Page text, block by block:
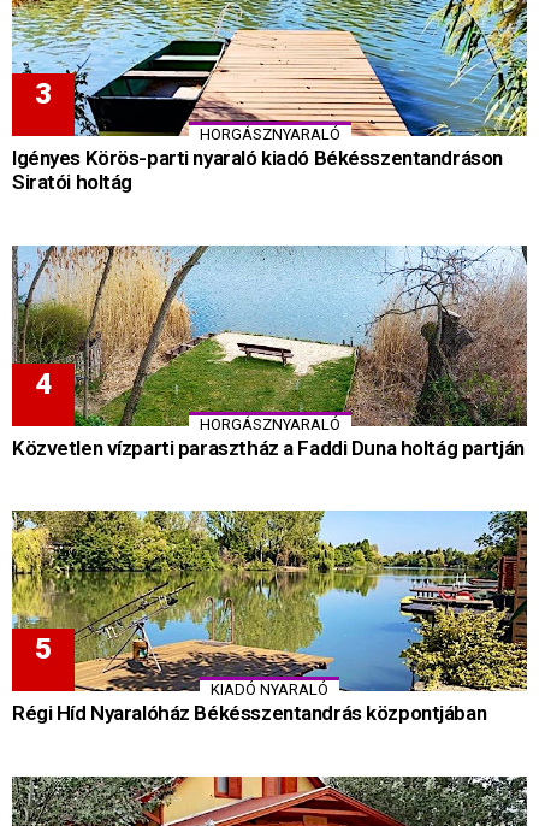
HORGÁSZNYARALÓ
Igényes Körös-parti nyaraló kiadó Békésszentandráson
Siratói holtág
HORGÁSZNYARALÓ
Közvetlen vízparti parasztház a Faddi Duna holtág partján
KIADÓ NYARALÓ
Régi Híd Nyaralóház Békésszentandrás központjában